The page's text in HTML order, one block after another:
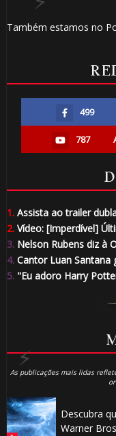
Também estamos no
499
787
1.Assista ao trailer
2.Vídeo: [Imperdível]
3.Nelson Rubens diz à
4.Cantor Luan Santana
5."Eu adoro Harry
As publicações mais lidas
Descubra
Warner
⚡
⚡